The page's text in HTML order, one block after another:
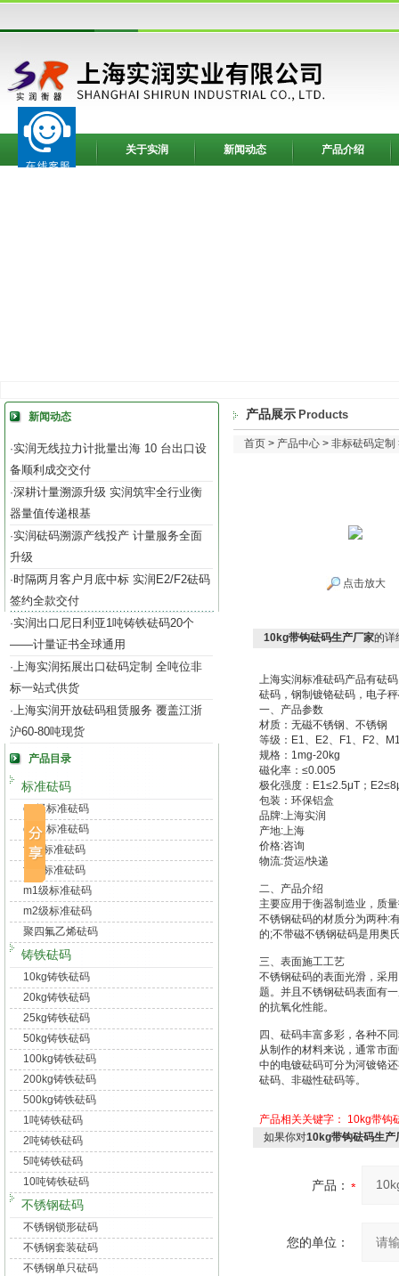
网站首页 关于实润 新闻动态 产品介绍
新闻动态
·实润无线拉力计批量出海 10 台出口设
备顺利成交交付
·深耕计量溯源升级 实润筑牢全行业衡
器量值传递根基
·实润砝码溯源产线投产 计量服务全面
升级
·时隔两月客户月底中标 实润E2/F2砝码
签约全款交付
·实润出口尼日利亚1吨铸铁砝码20个
——计量证书全球通用
·上海实润拓展出口砝码定制 全吨位非
标一站式供货
·上海实润开放砝码租赁服务 覆盖江浙
沪60-80吨现货
产品目录
标准砝码
e1级标准砝码
e2级标准砝码
f1级标准砝码
f2级标准砝码
m1级标准砝码
m2级标准砝码
聚四氟乙烯砝码
铸铁砝码
10kg铸铁砝码
20kg铸铁砝码
25kg铸铁砝码
50kg铸铁砝码
100kg铸铁砝码
200kg铸铁砝码
500kg铸铁砝码
1吨铸铁砝码
2吨铸铁砝码
5吨铸铁砝码
10吨铸铁砝码
不锈钢砝码
不锈钢锁形砝码
不锈钢套装砝码
不锈钢单只砝码
产品展示 Products
首页 > 产品中心 > 非标砝码定制
点击放大
10kg带钩砝码生产厂家的详
上海实润标准砝码产品有砝
砝码，钢制镀铬砝码，电子
一、产品参数
材质：无磁不锈钢、不锈钢
等级：E1、E2、F1、F2、
规格：1mg-20kg
磁化率：≤0.005
极化强度：E1≤2.5μT；
包装：环保铝盒
品牌:上海实润
产地:上海
价格:咨询
物流:货运/快递
二、产品介绍
主要应用于衡器制造业，质
不锈钢砝码的材质分为两种:
的;不带磁不锈钢砝码是用奥
三、表面施工工艺
不锈钢砝码的表面光滑，采
题。并且不锈钢砝码表面有
的抗氧化性能。
四、砝码丰富多彩，各种不
从制作的材料来说，通常市
中的电镀砝码可分为河镀铬
砝码、非磁性砝码等。
产品相关关键字： 10kg带钩
如果你对10kg带钩砝码生产
产品：
您的单位：